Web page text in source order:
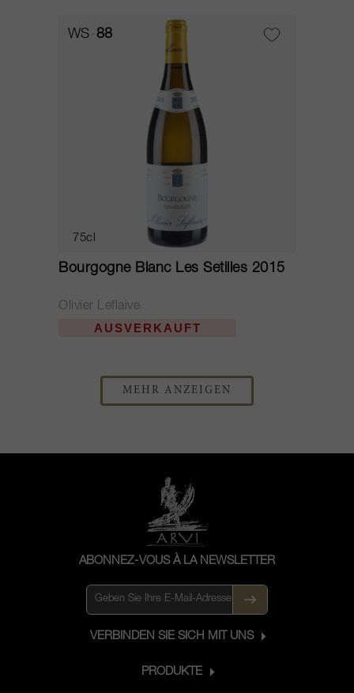
WS 88
75cl
Bourgogne Blanc Les Setilles 2015
Olivier Leflaive
AUSVERKAUFT
MEHR ANZEIGEN
ABONNEZ-VOUS À LA NEWSLETTER
VERBINDEN SIE SICH MIT UNS
PRODUKTE